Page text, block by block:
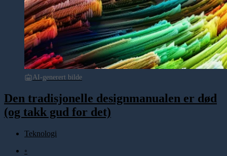
AI-generert bilde
Den tradisjonelle designmanualen er død
(og takk gud for det)
Teknologi
◦